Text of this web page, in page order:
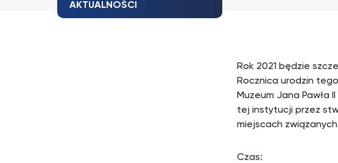
AKTUALNOŚCI
Rok 2021 będzie
Rocznica urodzin
Muzeum Jana Pawła
tej instytucji przez
miejscach
Czas: